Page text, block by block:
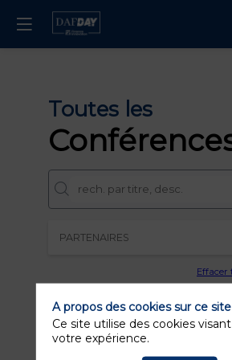
Toutes les
PARTENAIRES
Effacer
A propos des cookies sur ce site
Ce site utilise des cookies
votre expérience.